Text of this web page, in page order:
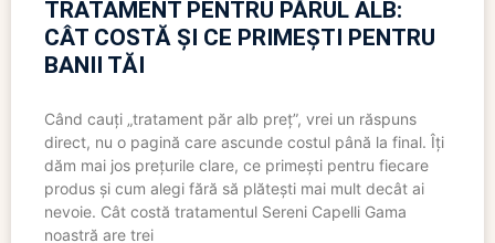
TRATAMENT PENTRU PĂRUL ALB:
CÂT COSTĂ ȘI CE PRIMEȘTI PENTRU
BANII TĂI
Când cauți „tratament păr alb preț”, vrei un răspuns
direct, nu o pagină care ascunde costul până la final. Îți
dăm mai jos prețurile clare, ce primești pentru fiecare
produs și cum alegi fără să plătești mai mult decât ai
nevoie. Cât costă tratamentul Sereni Capelli Gama
noastră are trei